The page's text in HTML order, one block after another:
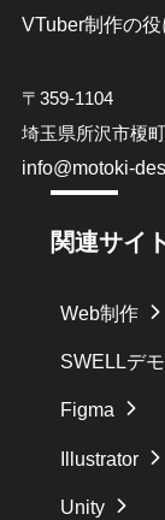
VTuber制作の
〒359-1104
埼玉県所沢市榎
info@motoki-
関連サイト
Web制作
SWELLデモ
Figma
Illustrator
Unity